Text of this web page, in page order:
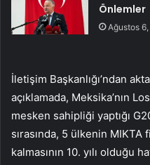
Önlemler
Ağustos
İletişim Başkanlığı’ndan
açıklamada, Meksika’nın
mesken sahipliği yaptığı
sırasında, 5 ülkenin
kalmasının 10. yılı olduğu